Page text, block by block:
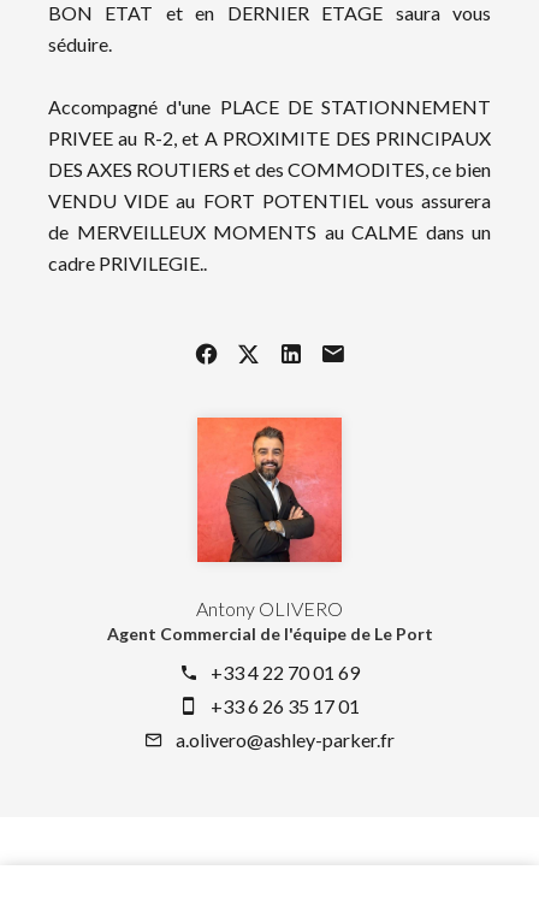
Antony OLIVERO
Agent Commercial de l'équipe de Le Port
+33 4 22 70 01 69
+33 6 26 35 17 01
a.olivero@ashley-parker.fr
BON ETAT et en DERNIER ETAGE saura vous
séduire.
Accompagné d'une PLACE DE STATIONNEMENT
PRIVEE au R-2, et A PROXIMITE DES PRINCIPAUX
DES AXES ROUTIERS et des COMMODITES, ce bien
VENDU VIDE au FORT POTENTIEL vous assurera
de MERVEILLEUX MOMENTS au CALME dans un
cadre PRIVILEGIE..